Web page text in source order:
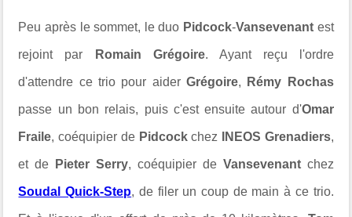
Peu après le sommet, le duo Pidcock-Vansevenantest
rejoint par Romain Grégoire. Ayant reçu l'ordre
d'attendre ce trio pour aider Grégoire, Rémy Rochas
passe un bon relais, puis c'est ensuite autour d'Omar
Fraile, coéquipier de Pidcockchez INEOS Grenadiers,
et de Pieter Serry, coéquipier de Vansevenantchez
Soudal Quick-Step, de filer un coup de main à ce trio.